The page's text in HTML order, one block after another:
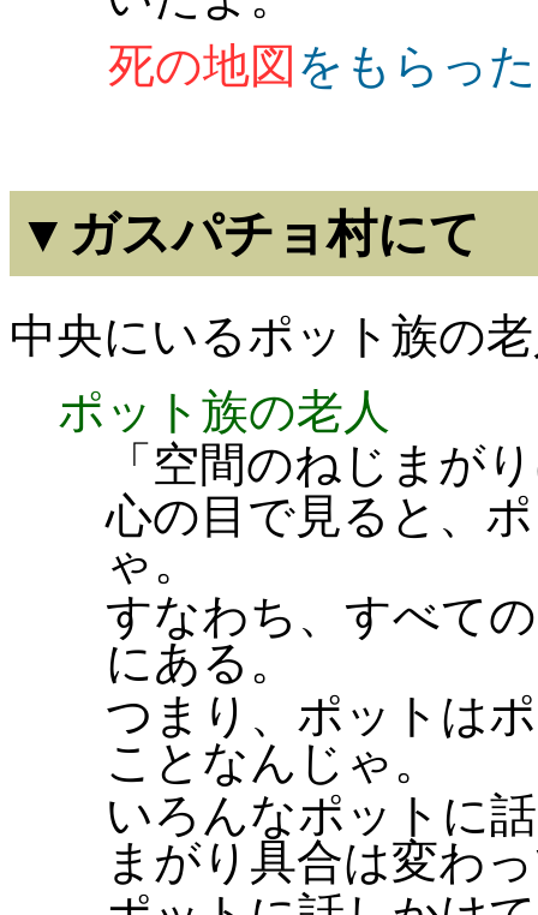
死の地図 をもらっ
▼ガスパチョ村にて
中央にいるポット族の
ポット族の老人
「空間のねじまが
心の目で見ると、
ゃ。
すなわち、すべて
にある。
つまり、ポットは
ことなんじゃ。
いろんなポットに
まがり具合は変わ